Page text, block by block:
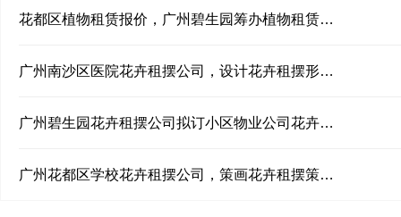
租赁方略
花都区植物租赁报价，广州碧生园筹办植物租赁办
法
广州南沙区医院花卉租摆公司，设计花卉租摆形式
找碧生园
广州碧生园花卉租摆公司拟订小区物业公司花卉租
摆形式，降低污染物与噪音！
广州花都区学校花卉租摆公司，策画花卉租摆策略